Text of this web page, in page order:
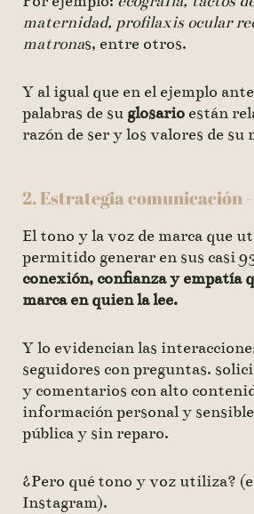
maternidad, profilaxis ocular
matronas, entre otros.
Y al igual que en el ejemplo
palabras de su glosario están
razón de ser y los valores de su
2. Estrategia comunicación -
El tono y la voz de marca que
permitido generar en sus casi
conexión, confianza y empatía
marca en quien la lee.
Y lo evidencian las
seguidores con preguntas.
y comentarios con alto
información personal y
pública y sin reparo.
¿Pero qué tono y voz utiliza?
Instagram).